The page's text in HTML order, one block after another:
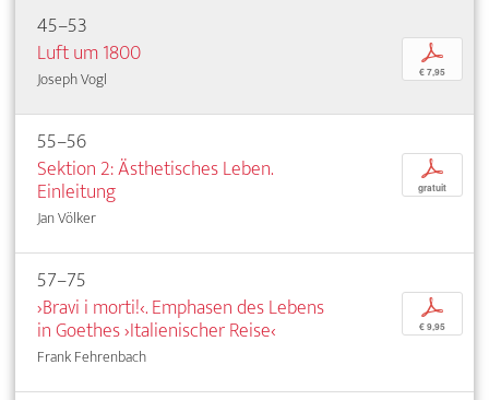
45–53
Luft um 1800
Joseph Vogl
p
€ 7,95
55–56
Sektion 2: Ästhetisches Leben.
Einleitung
Jan Völker
p
gratuit
57–75
›Bravi i morti!‹. Emphasen des Lebens
in Goethes ›Italienischer Reise‹
Frank Fehrenbach
p
€ 9,95